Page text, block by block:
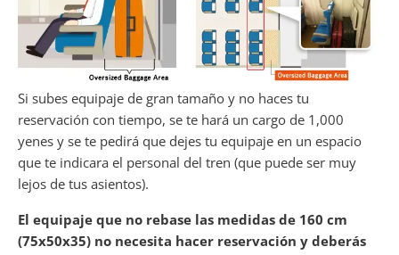
Si subes equipaje de gran tamaño y no haces tu
reservación con tiempo, se te hará un cargo de 1,000
yenes y se te pedirá que dejes tu equipaje en un espacio
que te indicara el personal del tren (que puede ser muy
lejos de tus asientos).
El equipaje que no rebase las medidas de 160 cm
(75x50x35) no necesita hacer reservación y deberás